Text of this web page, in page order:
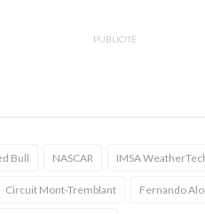
PUBLICITÉ
Bull NASCAR IMSA
Circuit Mont-Tremblant Fernando